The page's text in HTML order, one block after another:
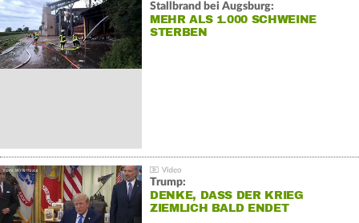
Stallbrand bei Augsburg:
MEHR ALS 1.000 SCHWEINE
STERBEN
Trump:
DENKE, DASS DER KRIEG
ZIEMLICH BALD ENDET